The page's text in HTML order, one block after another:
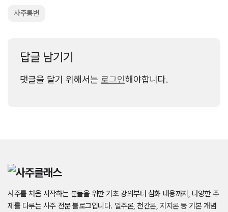
사주통변
답글 남기기
댓글을 달기 위해서는 로그인해야합니다.
사주를 처음 시작하는 분들을 위한 기초 강의부터 심화 내용까지, 다양한 주
제를 다루는 사주 전문 블로그입니다. 일주론, 천간론, 지지론 등 기본 개념